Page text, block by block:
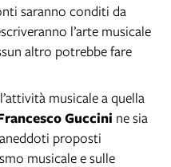
saranno conditi da
l’arte musicale
altro potrebbe fare
musicale a quella
Guccini ne sia
proposti
musicale e sulle